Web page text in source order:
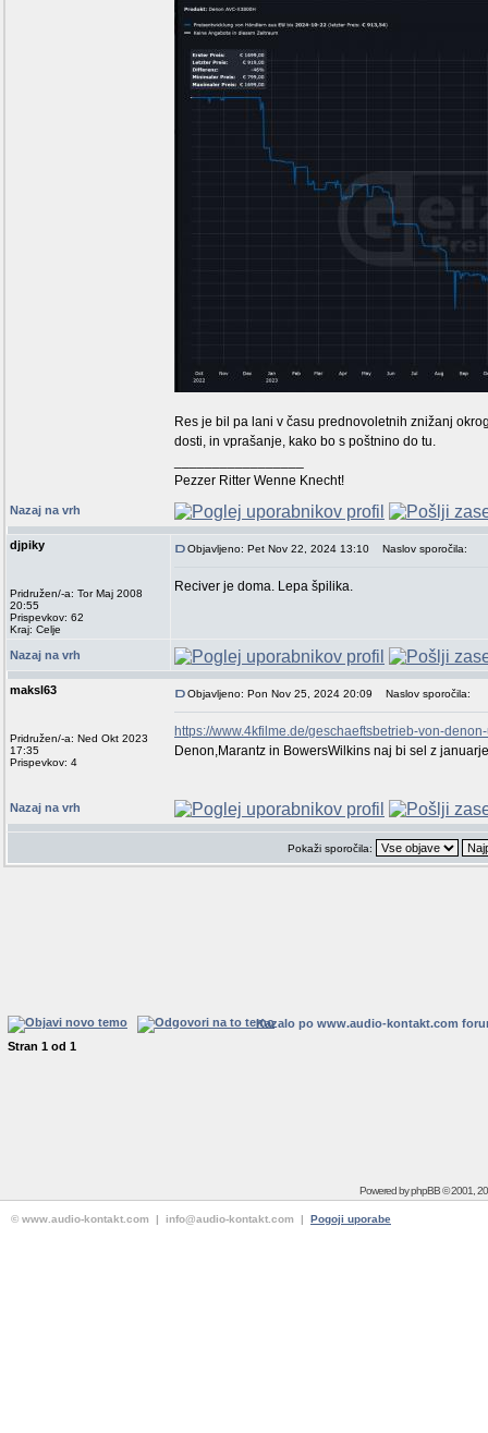
Res je bil pa lani v času prednovoletnih znižanj
dosti, in vprašanje, kako bo s poštnino do tu.
Pezzer Ritter Wenne Knecht!
Nazaj na vrh
djpiky
Pridružen/-a: Tor Maj 2008
20:55
Prispevkov: 62
Kraj: Celje
Objavljeno: Pet Nov 22, 2024 13:10 Naslov sporočila:
Reciver je doma. Lepa špilika.
Nazaj na vrh
maksl63
Pridružen/-a: Ned Okt 2023
17:35
Prispevkov: 4
Objavljeno: Pon Nov 25, 2024 20:09 Naslov sporočila:
https://www.4kfilme.de/geschaeftsbetrieb-von-
Denon,Marantz in BowersWilkins naj bi sel z
Nazaj na vrh
Pokaži sporočila:
Kazalo po www.audio-kontakt.com
Stran 1 od 1
Powered byphpBB© 2001,
© www.audio-kontakt.com | info@audio-kontakt.com | Pogoji uporabe